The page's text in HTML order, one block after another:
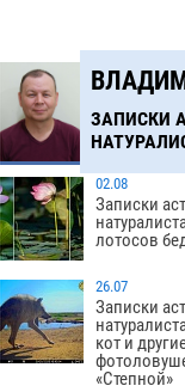
ЗАПИСКИ
02.08
Записки
лотосов
26.07
Записки
кот и
«Степной»